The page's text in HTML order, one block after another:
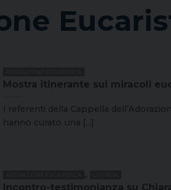
Mostra itinerante sui miracoli
I referenti della Cappella
hanno curato una [...]
,
Incontro-testimonianza su